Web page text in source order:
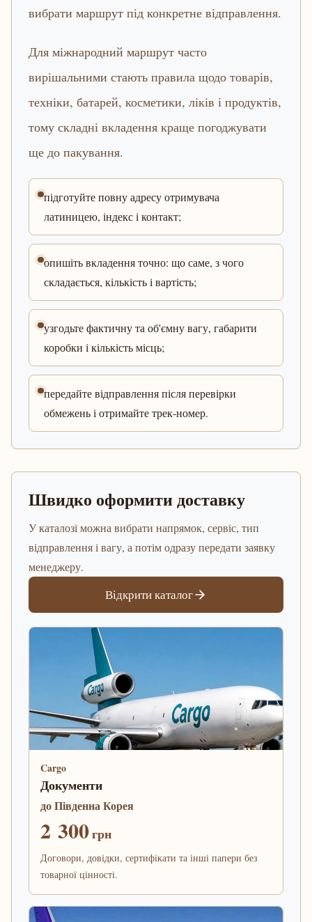
вибрати маршрут під конкретне відправлення.
Для міжнародний маршрут часто
вирішальними стають правила щодо товарів,
техніки, батарей, косметики, ліків і продуктів,
тому складні вкладення краще погоджувати
ще до пакування.
підготуйте повну адресу отримувача
латиницею, індекс і контакт;
опишіть вкладення точно: що саме, з чого
складається, кількість і вартість;
узгодьте фактичну та об'ємну вагу, габарити
коробки і кількість місць;
передайте відправлення після перевірки
обмежень і отримайте трек-номер.
Швидко оформити доставку
У каталозі можна вибрати напрямок, сервіс, тип
відправлення і вагу, а потім одразу передати заявку
менеджеру.
Відкрити каталог
Cargo
Документи
до Південна Корея
2 300грн
Договори, довідки, сертифікати та інші папери без
товарної цінності.